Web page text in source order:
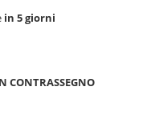
in 5 giorni
CONTRASSEGNO